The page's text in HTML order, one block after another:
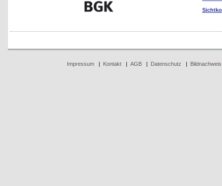
Impressum| Kontakt| AGB| Datenschutz Bildnachweis